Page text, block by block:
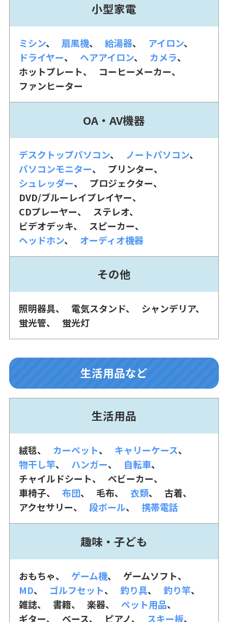
小型家電
ミシン 扇風機 給湯器
アイロン
ドライヤー
ヘアアイロン
カメラ
ホットプレート
コーヒーメーカー
ファンヒーター
OA・AV機器
デスクトップパソコン
ノートパソコン
パソコンモニター
プリンター
シュレッダー
プロジェクター
DVD/ブルーレイプレイヤー
CDプレーヤー
ステレオ
ビデオデッキ
スピーカー
ヘッドホン
オーディオ機器
その他
照明器具 電気スタンド
シャンデリア
蛍光管
蛍光灯
生活用品など
生活用品
絨毯 カーペット
キャリーケース
物干し竿
ハンガー
自転車
チャイルドシート
ベビーカー
車椅子
布団 毛布 衣類
古着
アクセサリー
段ボール 携帯電話
趣味・子ども
おもちゃ ゲーム機
ゲームソフト
MD
ゴルフセット 釣り具
釣り竿
雑誌
書籍 楽器
ペット用品
ギター
ベース ピアノ スキー板